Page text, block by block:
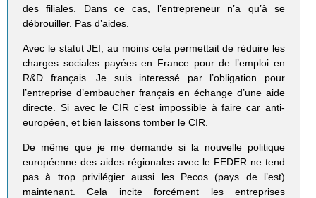
des filiales. Dans ce cas, l’entrepreneur n’a qu’à se
débrouiller. Pas d’aides.
Avec le statut JEI, au moins cela permettait de réduire les
charges sociales payées en France pour de l’emploi en
R&D français. Je suis interessé par l’obligation pour
l’entreprise d’embaucher français en échange d’une aide
directe. Si avec le CIR c’est impossible à faire car anti-
européen, et bien laissons tomber le CIR.
De même que je me demande si la nouvelle politique
européenne des aides régionales avec le FEDER ne tend
pas à trop privilégier aussi les Pecos (pays de l’est)
maintenant. Cela incite forcément les entreprises